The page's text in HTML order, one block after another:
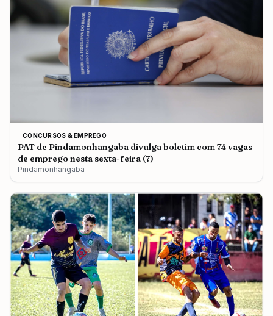
CONCURSOS & EMPREGO
PAT de Pindamonhangaba divulga boletim com 74 vagas
de emprego nesta sexta-feira (7)
Pindamonhangaba